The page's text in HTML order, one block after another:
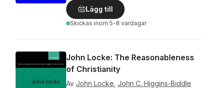
Lägg till
Skickas inom 5-8 vardagar
John Locke: The Reasonableness
of Christianity
Av John Locke John C. Higgins-Biddle